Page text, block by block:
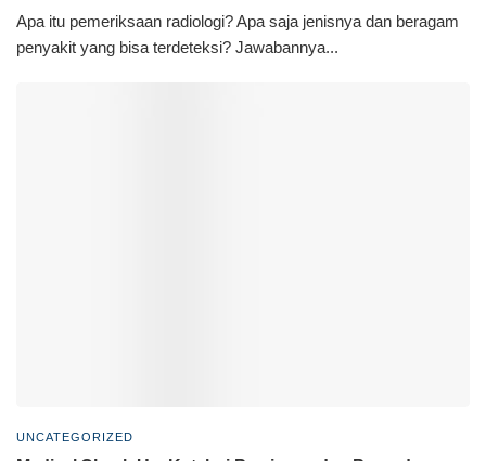
Apa itu pemeriksaan radiologi? Apa saja jenisnya dan beragam
penyakit yang bisa terdeteksi? Jawabannya...
UNCATEGORIZED